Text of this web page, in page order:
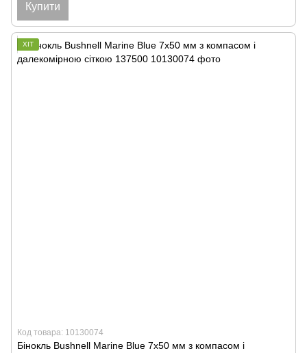
Купити
ХІТ
Код товара: 10130074
Бінокль Bushnell Marine Blue 7x50 мм з компасом і